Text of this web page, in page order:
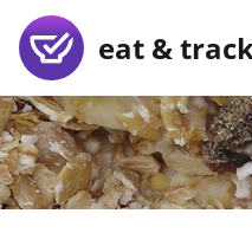
eat &